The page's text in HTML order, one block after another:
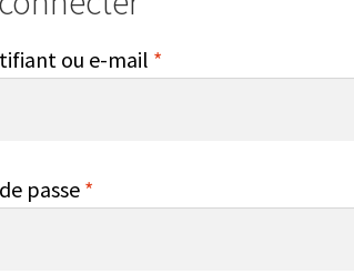
ou e-mail *
passe *